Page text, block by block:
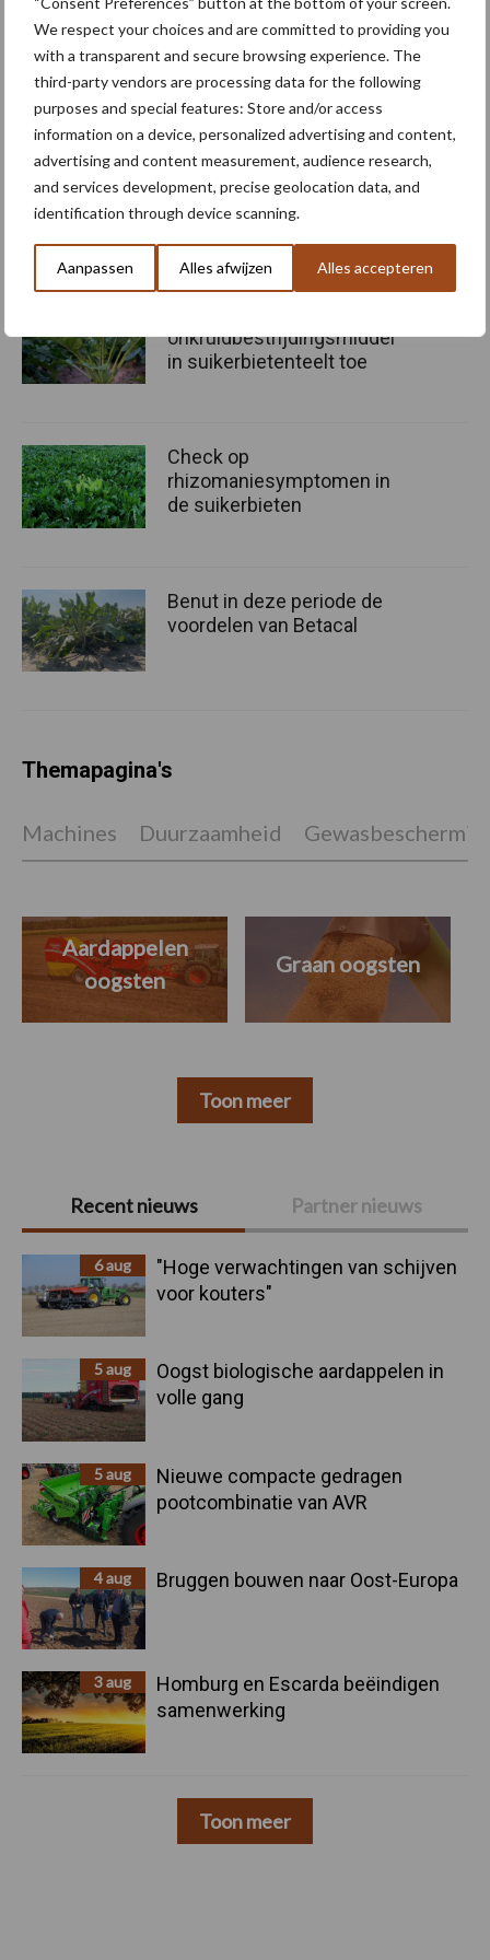
We respect your choices and are committed to providing you
with a transparent and secure browsing experience. The
third-party vendors are processing data for the following
purposes and special features: Store and/or access
information on a device, personalized advertising and content,
advertising and content measurement, audience research,
and services development, precise geolocation data, and
identification through device scanning.
Aanpassen Alles afwijzen Alles accepteren
Bron: CBS
Bron:CBS
Primaire
Sidebar
Recent nieuws Partner nieuws
6 aug
"Hoge verwachtingen van schijven
voor kouters"
5 aug
Oogst biologische aardappelen in
volle gang
5 aug
Nieuwe compacte gedragen
pootcombinatie van AVR
4 aug Bruggen bouwen naar Oost-Europa
3 aug
Homburg en Escarda beëindigen
samenwerking
Toon meer
Aanbevolen voor jou! suikerbieten
oogsten
onkruidbestrijdingsmiddel
in suikerbietenteelt toe
Check op
rhizomaniesymptomen in
de suikerbieten
Benut in deze periode de
voordelen van Betacal
Themapagina's
Machines Duurzaamheid
Aardappelen
oogsten
Graan oogsten
Toon meer